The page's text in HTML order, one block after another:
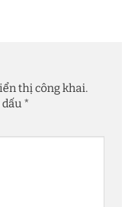
thị công khai.
*